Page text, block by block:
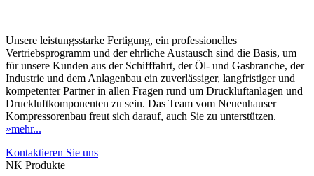
Unsere leistungsstarke Fertigung, ein professionelles
Vertriebsprogramm und der ehrliche Austausch sind die Basis, um
für unsere Kunden aus der Schifffahrt, der Öl- und Gasbranche, der
Industrie und dem Anlagenbau ein zuverlässiger, langfristiger und
kompetenter Partner in allen Fragen rund um Druckluftanlagen und
Druckluftkomponenten zu sein. Das Team vom Neuenhauser
Kompressorenbau freut sich darauf, auch Sie zu unterstützen.
»mehr...
Kontaktieren Sie uns
NK Produkte